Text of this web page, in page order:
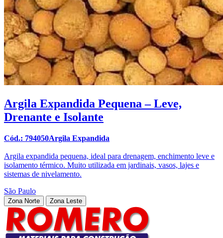
Argila Expandida Pequena – Leve,
Drenante e Isolante
Cód.: 794050Argila Expandida
Argila expandida pequena, ideal para drenagem, enchimento leve e
isolamento térmico. Muito utilizada em jardinais, vasos, lajes e
sistemas de nivelamento.
São Paulo
Zona Norte Zona Leste